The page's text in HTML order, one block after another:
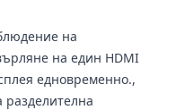
на
на един HDMI
едновременно.,